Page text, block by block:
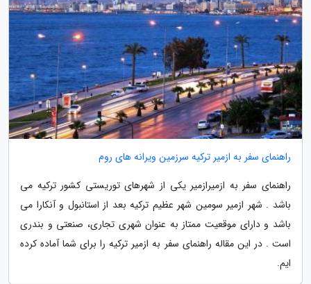
راهنمای سفر به ازمیر ترکیه سرزمین ویرانه های روم
راهنمای سفر به ازمیرازمیر یکی از شهرهای توریستی کشور ترکیه می
باشد . شهر ازمیر سومین شهر عظیم ترکیه بعد از استانبول و آنکارا می
باشد و دارای موقعیت ممتاز به عنوان شهری تجاری، صنعتی و بندری
است . در این مقاله راهنمای سفر به ازمیر ترکیه را برای شما آماده کرده
ایم.